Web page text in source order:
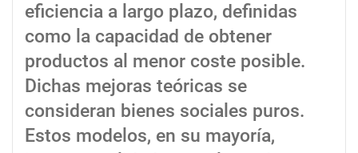
eficiencia a largo plazo, definidas
como la capacidad de obtener
productos al menor coste posible.
Dichas mejoras teóricas se
consideran bienes sociales puros.
Estos modelos, en su mayoría,